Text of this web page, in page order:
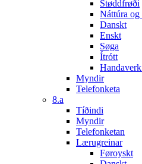
Støddfrøði
Náttúra og
Danskt
Enskt
Søga
Ítrótt
Myndir
Telefonketa
8.a
Tíðindi
Myndir
Telefonketan
Lærugreinar
Føroyskt